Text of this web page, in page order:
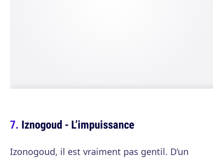
Iznogoud - L’impuissance
Izonogoud, il est vraiment pas gentil. D’un